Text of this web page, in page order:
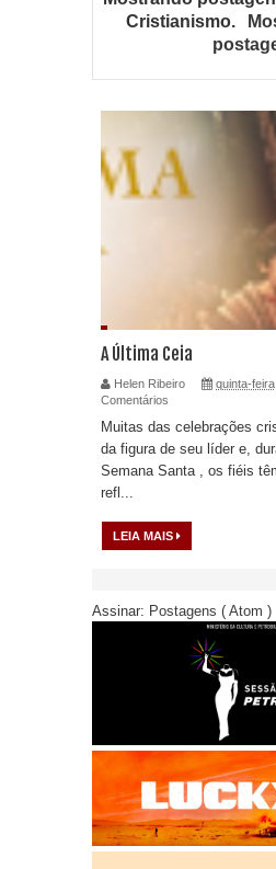
Cristianismo.
A Última Ceia
Helen Ribeiro
quinta-
Comentários
Muitas das celebrações
da figura de seu líder e,
Semana Santa , os fiéis
refl...
LEIA MAIS
Assinar: Postagens ( Atom )